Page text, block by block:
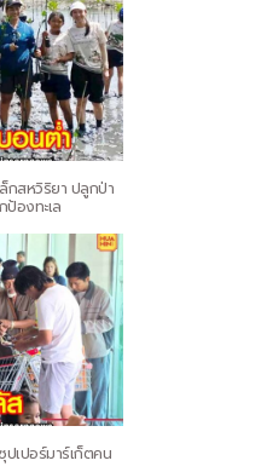
กสหวิริยา ปลูกป่า
องทะเล
เปอร์มาร์เก็ตคน